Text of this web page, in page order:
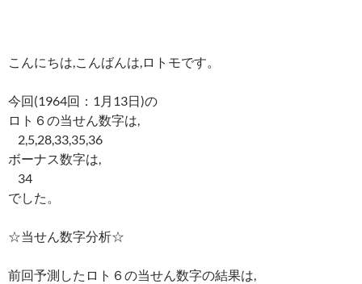
こんにちは,こんばんは,ロトモです。
今回(1964回：1月13日)の
ロト６の当せん数字は,
2,5,28,33,35,36
ボーナス数字は,
34
でした。
☆当せん数字分析☆
前回予測したロト６の当せん数字の結果は,